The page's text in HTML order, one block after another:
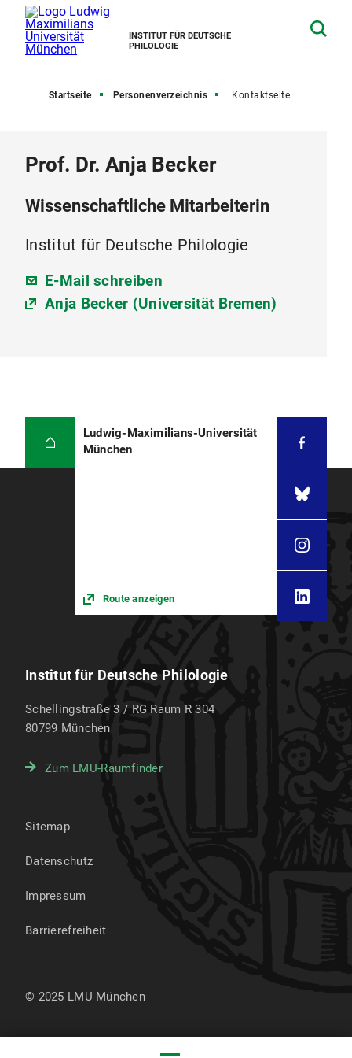
INSTITUT FÜR DEUTSCHE
PHILOLOGIE
Startseite Personenverzeichnis Kontaktseite
Prof. Dr. Anja Becker
Wissenschaftliche Mitarbeiterin
Institut für Deutsche Philologie
E-Mail schreiben
Anja Becker (Universität Bremen)
Ludwig-Maximilians-Universität
München
Route anzeigen
Institut für Deutsche Philologie
Schellingstraße 3 / RG Raum R 304
80799 München
Zum LMU-Raumfinder
Sitemap
Datenschutz
Impressum
Barrierefreiheit
© 2025 LMU München